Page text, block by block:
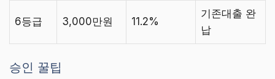
6등급 3,000만원 11.2%
기존대출 완
납
승인 꿀팁